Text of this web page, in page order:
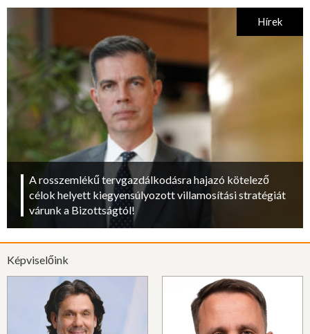
A rosszemlékű tervgazdálkodásra hajazó kötelező
célok helyett kiegyensúlyozott villamosítási stratégiát
várunk a Bizottságtól!
Hírek
Képviselőink